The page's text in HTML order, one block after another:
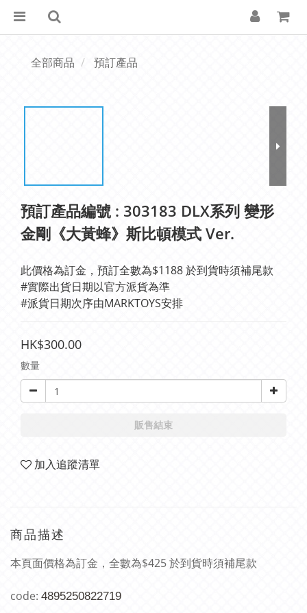
全部商品 預訂產品
預訂產品編號 : 303183 DLX系列 變形
金剛《大黃蜂》斯比頓模式 Ver.
此價格為訂金，預訂全數為$1188 於到貨時須補尾款
#實際出貨日期以官方派貨為準
#派貨日期次序由MARKTOYS安排
HK$300.00
數量
販售結束
加入追蹤清單
商品描述
本頁面價格為訂金，全數為$425 於到貨時須補尾款
code: 4895250822719